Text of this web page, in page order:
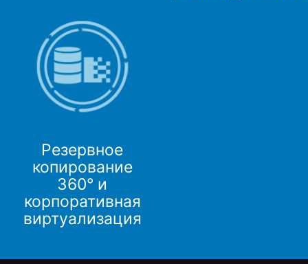
Резервное
копирование
360° и
корпоративная
виртуализация